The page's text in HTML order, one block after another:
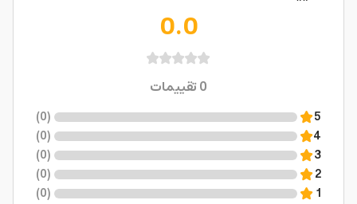
0.0
0تقييمات
5
(
0
)
4
(
0
)
3
(
0
)
2
(
0
)
1
(
0
)